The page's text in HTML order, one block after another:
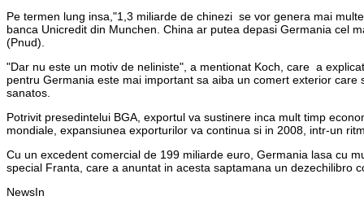
Pe termen lung insa,"1,3 miliarde de chinezi se vor genera mai
banca Unicredit din Munchen. China ar putea depasi Germania cel
(Pnud).
"Dar nu este un motiv de neliniste", a mentionat Koch, care a
pentru Germania este mai important sa aiba un comert exterior
sanatos.
Potrivit presedintelui BGA, exportul va sustinere inca mult timp
mondiale, expansiunea exporturilor va continua si in 2008, intr-un
Cu un excedent comercial de 199 miliarde euro, Germania lasa cu
special Franta, care a anuntat in acesta saptamana un dezechilibro
NewsIn